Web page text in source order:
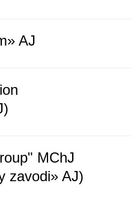
AJ
MChJ
zavodi» AJ)